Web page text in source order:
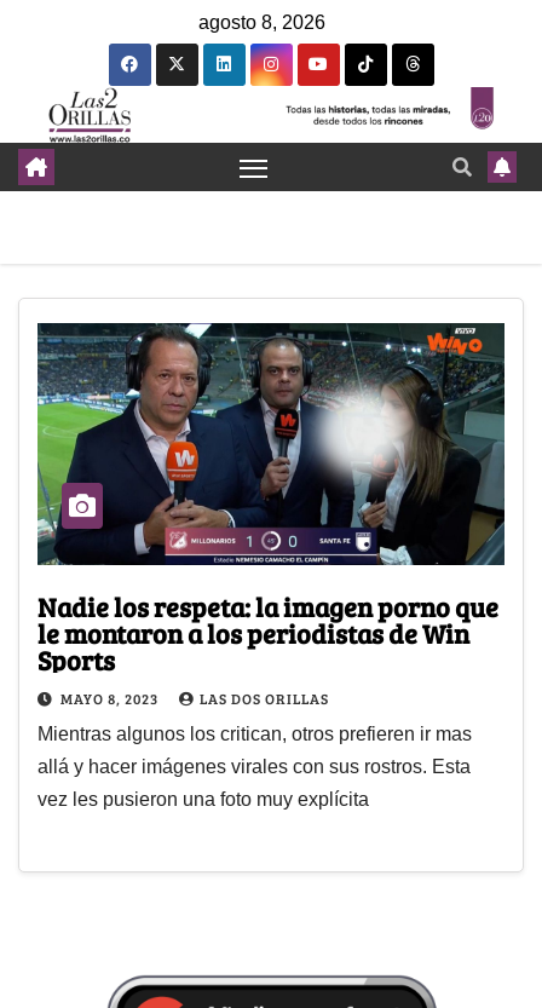
agosto 8, 2026
Nadie los respeta: la imagen porno que
le montaron a los periodistas de Win
Sports
MAYO 8, 2023 LAS DOS ORILLAS
Mientras algunos los critican, otros prefieren ir mas
allá y hacer imágenes virales con sus rostros. Esta
vez les pusieron una foto muy explícita